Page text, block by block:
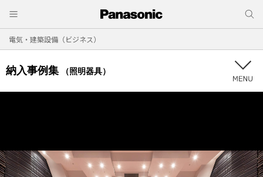
電気・建築設備（ビジネス）
納入事例集 （照明器具）